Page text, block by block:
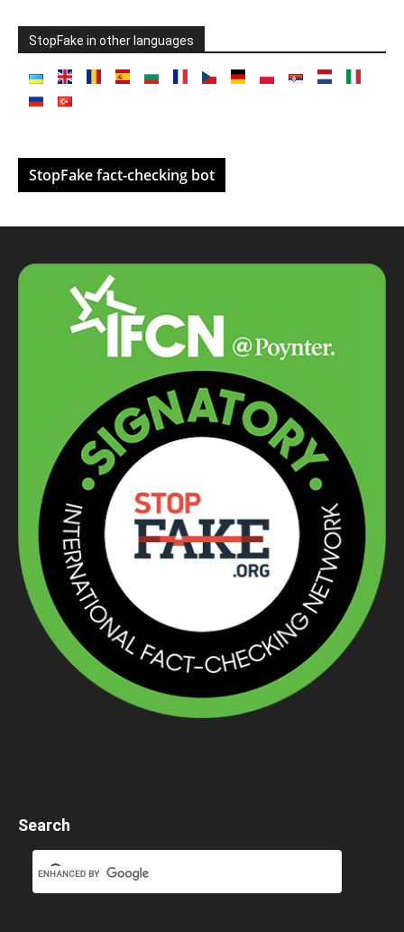
StopFake in other languages
StopFake fact-checking bot
Search